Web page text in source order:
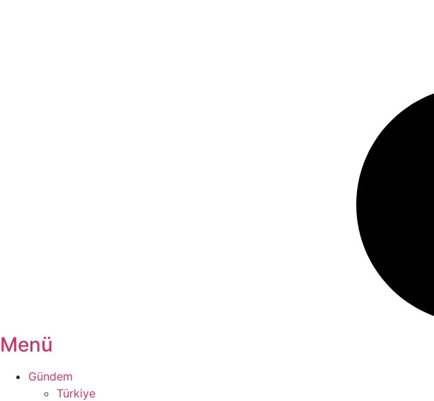
Menü
Gündem
Türkiye